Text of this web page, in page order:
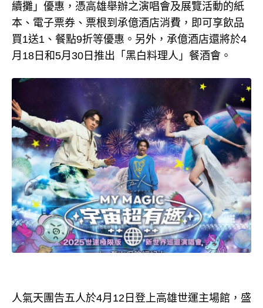
續攤」優惠，憑高雄舉辦之演唱會及展覽活動的紙
本、電子票券、票根到承億酒店消費，即可享飲品
買1送1、餐點9折等優惠。另外，承億酒店還將於4
月18日和5月30日推出「黑白料理人」餐酒會。
人氣天團告五人於4月12日登上高雄世運主場館，盛